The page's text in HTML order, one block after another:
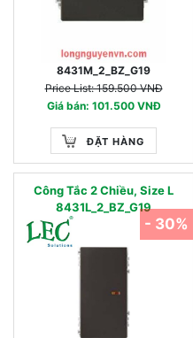
8431M_2_BZ_G19
Price List: 159.500 VNĐ
Giá bán: 101.500 VNĐ
ĐẶT HÀNG
Công Tắc 2 Chiều, Size L
8431L_2_BZ_G19
- 30%